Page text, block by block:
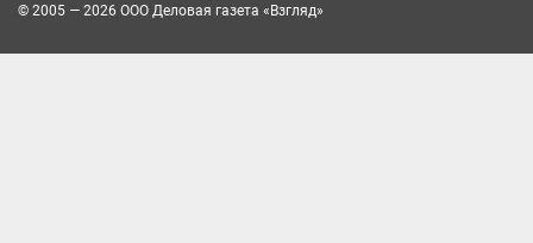
© 2005 — 2026 ООО Деловая газета «Взгляд»